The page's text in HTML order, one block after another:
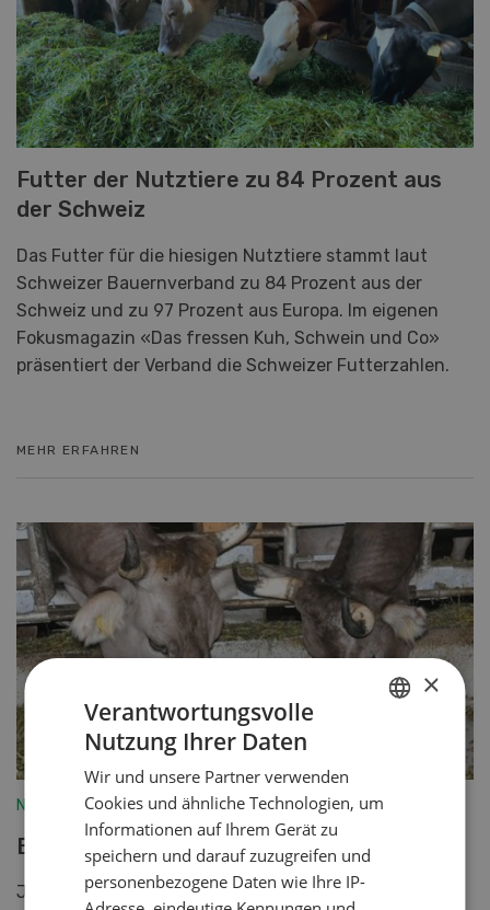
Futter der Nutztiere zu 84 Prozent aus
der Schweiz
Das Futter für die hiesigen Nutztiere stammt laut
Schweizer Bauernverband zu 84 Prozent aus der
Schweiz und zu 97 Prozent aus Europa. Im eigenen
Fokusmagazin «Das fressen Kuh, Schwein und Co»
präsentiert der Verband die Schweizer Futterzahlen.
MEHR ERFAHREN
Nutztiere
Bio-Milchviehfütterung
Jeder Betrieb befindet sich an einem anderen
×
Verantwortungsvolle
Nutzung Ihrer Daten
Wir und unsere Partner verwenden
Cookies und ähnliche Technologien, um
Informationen auf Ihrem Gerät zu
speichern und darauf zuzugreifen und
personenbezogene Daten wie Ihre IP-